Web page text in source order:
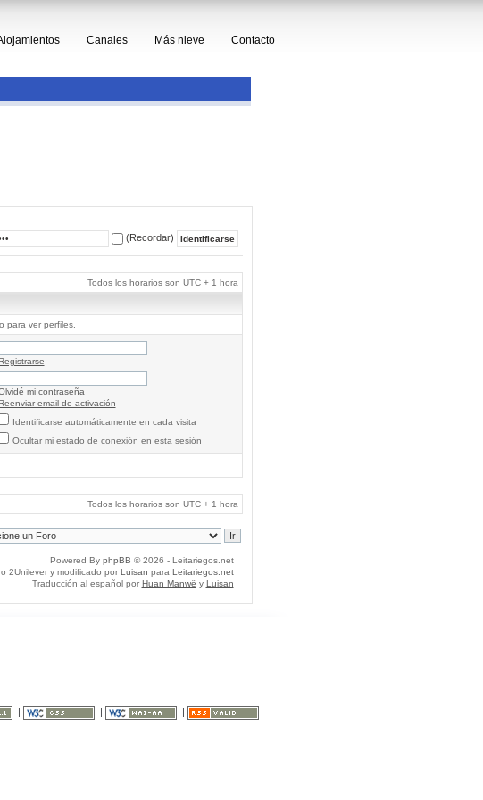
Canales Más nieve Contacto
(Recordar)
Todos los horarios son UTC + 1 hora
para ver perfiles.
mi contraseña
email de activación
Identificarse automáticamente en cada visita
Ocultar mi estado de conexión en esta sesión
Todos los horarios son UTC + 1 hora
Powered By phpBB © 2026 - Leitariegos.net
2Unilever y modificado por Luisan para Leitariegos.net
Traducción al español por Huan Manwë y Luisan